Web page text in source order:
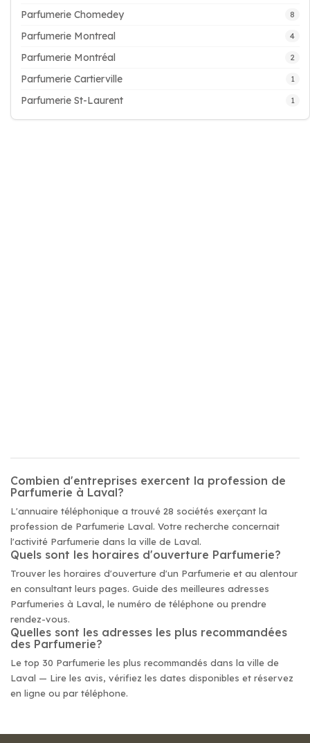
Parfumerie Chomedey
8
Parfumerie Montreal 4
Parfumerie Montréal 2
Parfumerie Cartierville 1
Parfumerie St-Laurent 1
Combien d'entreprises exercent la profession de
Parfumerie à Laval?
L'annuaire téléphonique a trouvé 28 sociétés exerçant la
profession de Parfumerie Laval. Votre recherche concernait
l'activité Parfumerie dans la ville de Laval.
Quels sont les horaires d'ouverture Parfumerie?
Trouver les horaires d'ouverture d'un Parfumerie et au alentour
en consultant leurs pages. Guide des meilleures adresses
Parfumeries à Laval, le numéro de téléphone ou prendre
rendez-vous.
Quelles sont les adresses les plus recommandées
des Parfumerie?
Le top 30 Parfumerie les plus recommandés dans la ville de
Laval — Lire les avis, vérifiez les dates disponibles et réservez
en ligne ou par téléphone.